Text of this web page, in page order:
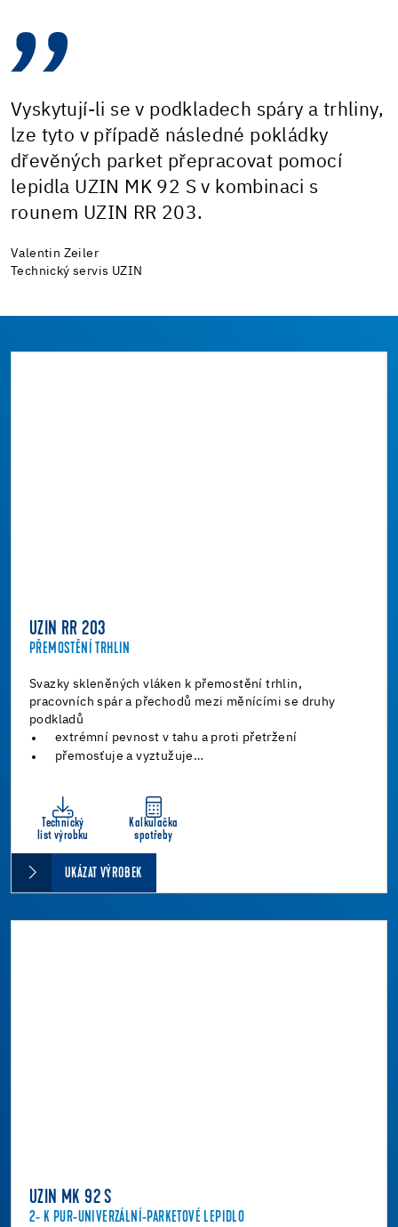
Vyskytují-li se v podkladech spáry a trhliny,
lze tyto v případě následné pokládky
dřevěných parket přepracovat pomocí
lepidla UZIN MK 92 S v kombinaci s
rounem UZIN RR 203.
Valentin Zeiler
Technický servis UZIN
UZIN RR 203
PŘEMOSTĚNÍ TRHLIN
Svazky skleněných vláken k přemostění trhlin,
pracovních spár a přechodů mezi měnícími se druhy
podkladů
extrémní pevnost v tahu a proti přetržení
přemosťuje a vyztužuje…
Technický
list výrobku
Kalkulačka
spotřeby
UKÁZAT VÝROBEK
UZIN MK 92 S
2- K PUR-UNIVERZÁLNÍ-PARKETOVÉ LEPIDLO